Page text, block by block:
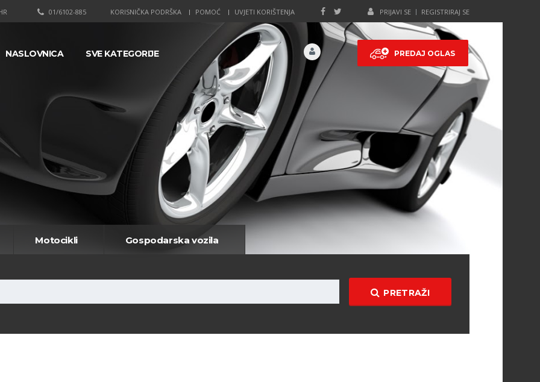
PRIJAVI SE REGISTRIRAJ SE
KORISNIČKA PODRŠKA POMOĆ UVJETI KORIŠTENJA
01/6102-885
PREDAJ OGLAS
NASLOVNICA SVE KATEGORIJE
Motocikli Gospodarska vozila
PRETRAŽI